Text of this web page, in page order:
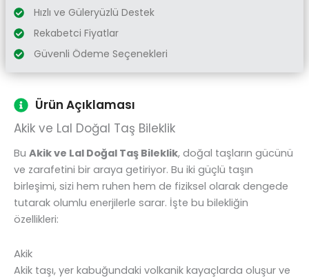
Hızlı ve Güleryüzlü Destek
Rekabetci Fiyatlar
Güvenli Ödeme Seçenekleri
Ürün Açıklaması
Akik ve Lal Doğal Taş Bileklik
Bu Akik ve Lal Doğal Taş Bileklik, doğal taşların gücünü
ve zarafetini bir araya getiriyor. Bu iki güçlü taşın
birleşimi, sizi hem ruhen hem de fiziksel olarak dengede
tutarak olumlu enerjilerle sarar. İşte bu bilekliğin
özellikleri:
Akik
Akik taşı, yer kabuğundaki volkanik kayaçlarda oluşur ve